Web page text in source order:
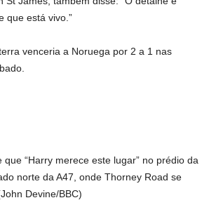
que está vivo.”
venceria a Noruega por 2 a 1 nas
“Harry merece este lugar” no prédio da
norte da A47, onde Thorney Road se
Devine/BBC)